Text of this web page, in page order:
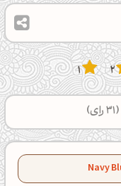
2
1
31رای)
Navy